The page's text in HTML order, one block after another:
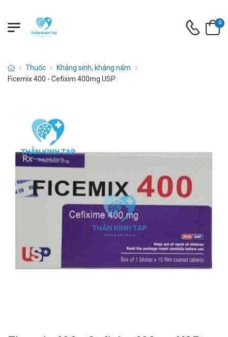
0
Thuốc
Kháng sinh, kháng nấm
Ficemix 400 - Cefixim 400mg USP